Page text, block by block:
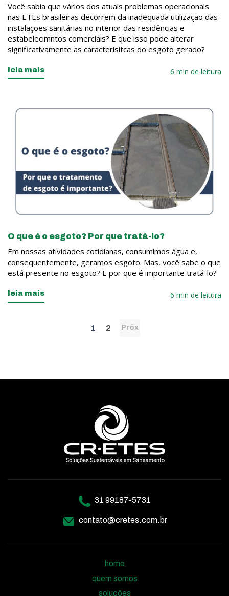
Você sabia que vários dos atuais problemas operacionais
nas ETEs brasileiras decorrem da inadequada utilização das
instalações sanitárias no interior das residências e
estabelecimntos comerciais? E que isso pode alterar
significativamente as caracterísitcas do esgoto gerado?
leia mais 6 min de leitura
O que é o esgoto? Por que tratá-lo?
Em nossas atividades cotidianas, consumimos água e,
consequentemente, geramos esgoto. Mas, você sabe o que
está presente no esgoto? E por que é importante tratá-lo?
leia mais 6 min de leitura
1 2 Próx
31 99187-5731
contato@cretes.com.br
home
quem somos
soluções